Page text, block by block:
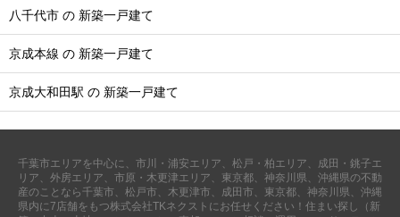
八千代市 の 新築一戸建て
京成本線 の 新築一戸建て
京成大和田駅 の 新築一戸建て
千葉市エリアを中心に、市川・浦安エリア、松戸・柏エリア、成田・銚子エ
リア、外房エリア、市原・木更津エリア、東京都、神奈川県、沖縄県の不動
産のことなら千葉市、松戸市、木更津市、成田市、東京都、神奈川県、沖縄
県内に7店舗をもつ株式会社TKネクストにお任せください！住まい探し（新